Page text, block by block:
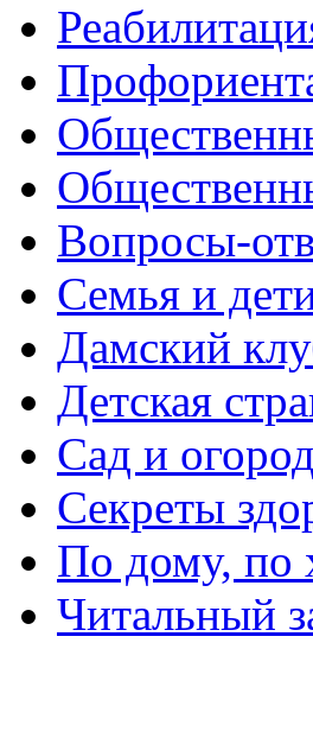
Вопросы-
Семья и
Дамский
Детская
Сад и огород
Секреты
По дому, по
Читальный